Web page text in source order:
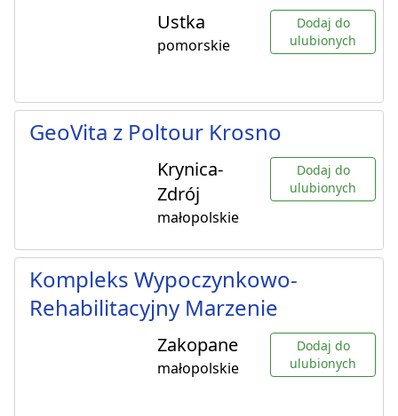
Ustka
pomorskie
Dodaj do
ulubionych
GeoVita z Poltour Krosno
Krynica-
Zdrój
małopolskie
Dodaj do
ulubionych
Kompleks Wypoczynkowo-
Rehabilitacyjny Marzenie
Zakopane
małopolskie
Dodaj do
ulubionych